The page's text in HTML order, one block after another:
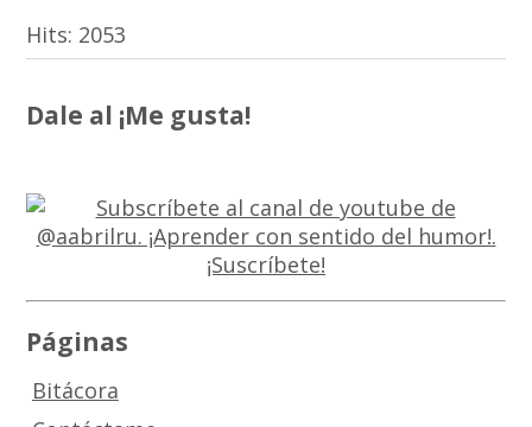
Hits: 2053
Dale al ¡Me gusta!
Páginas
Bitácora